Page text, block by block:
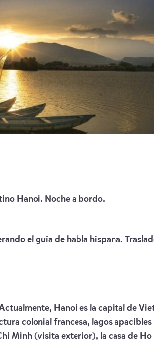
Hanoi. Noche a bordo.
el guía de habla hispana.
Hanoi es la capital de
colonial francesa, lagos apacibles
Minh (visita exterior), la casa de Ho